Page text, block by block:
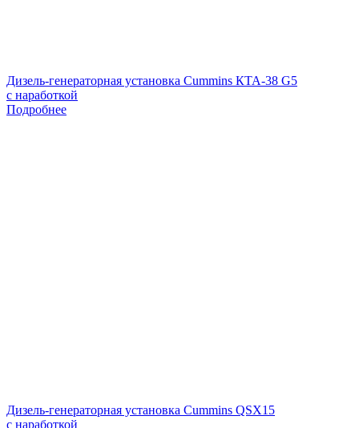
Дизель-генераторная установка Cummins КТА-38 G5
с наработкой
Подробнее
Дизель-генераторная установка Cummins QSX15
с наработкой